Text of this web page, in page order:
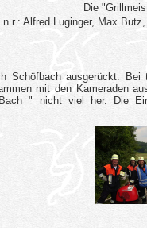
Die
Alfred Luginger, Max
Schöfbach ausgerückt. Bei
mit den Kameraden
" nicht viel her. Die